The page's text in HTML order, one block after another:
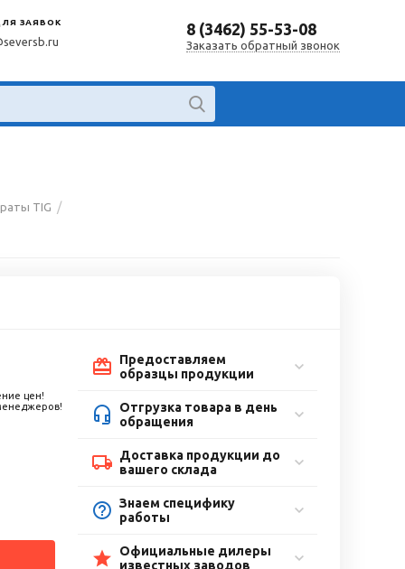
ЗАЯВОК 8 (3462) 55-53-08
Заказать обратный звонок
TIG /
цен!
Предоставляем
образцы продукции
Отгрузка товара в день
обращения
Доставка продукции до
вашего склада
Знаем специфику
работы
Официальные дилеры
известных заводов